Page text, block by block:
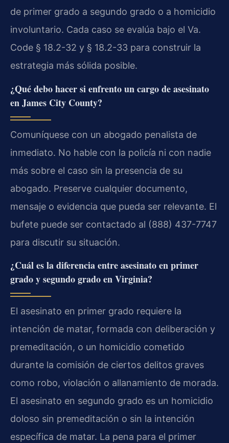
de primer grado a segundo grado o a homicidio
involuntario. Cada caso se evalúa bajo el Va.
Code § 18.2-32 y § 18.2-33 para construir la
estrategia más sólida posible.
¿Qué debo hacer si enfrento un cargo de asesinato
en James City County?
Comuníquese con un abogado penalista de
inmediato. No hable con la policía ni con nadie
más sobre el caso sin la presencia de su
abogado. Preserve cualquier documento,
mensaje o evidencia que pueda ser relevante. El
bufete puede ser contactado al (888) 437-7747
para discutir su situación.
¿Cuál es la diferencia entre asesinato en primer
grado y segundo grado en Virginia?
El asesinato en primer grado requiere la
intención de matar, formada con deliberación y
premeditación, o un homicidio cometido
durante la comisión de ciertos delitos graves
como robo, violación o allanamiento de morada.
El asesinato en segundo grado es un homicidio
doloso sin premeditación o sin la intención
específica de matar. La pena para el primer